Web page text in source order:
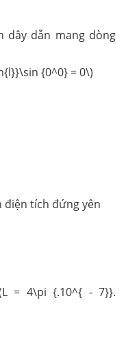
dẫn mang dòng
{0^0} = 0\)
tích đứng yên
= 4\pi {.10^{ - 7}}.